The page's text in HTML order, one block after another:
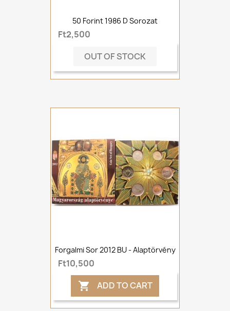
50 Forint 1986 D Sorozat
Ft2,500
OUT OF STOCK
Forgalmi Sor 2012 BU - Alaptörvény
Ft10,500
 ADD TO CART